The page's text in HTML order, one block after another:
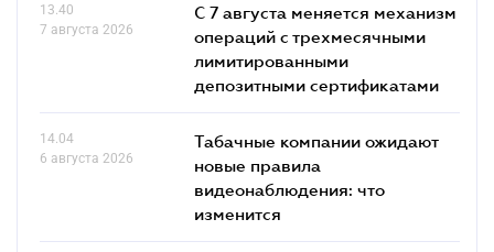
13.40
7 августа 2026
С 7 августа меняется механизм
операций с трехмесячными
лимитированными
депозитными сертификатами
14.04
6 августа 2026
Табачные компании ожидают
новые правила
видеонаблюдения: что
изменится